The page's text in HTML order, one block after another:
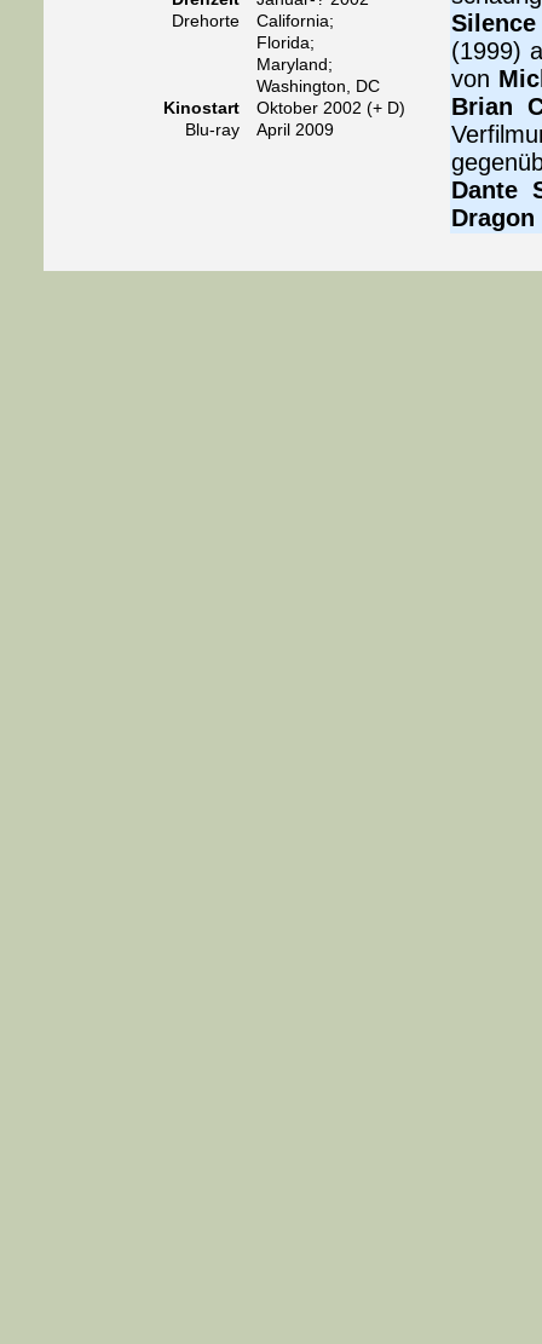
Drehorte
California;
Florida;
Maryland;
Washington, DC
Kinostart
Oktober 2002 (+ D)
Blu-ray
April 2009
(1999)
von
Brian
Dante
Dragon